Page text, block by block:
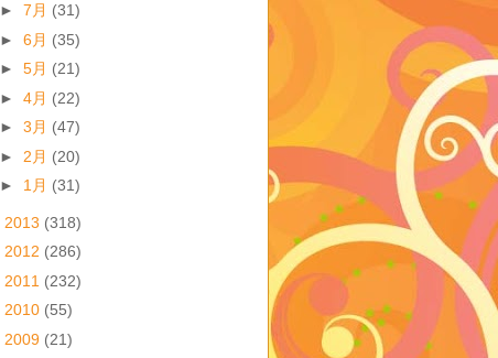
► 7月 (31)
► 6月 (35)
► 5月 (21)
► 4月 (22)
► 3月 (47)
► 2月 (20)
► 1月 (31)
2013 (318)
2012 (286)
2011 (232)
2010 (55)
2009 (21)